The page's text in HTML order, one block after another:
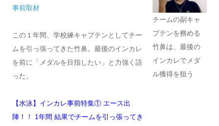
事前取材
この１年間、学校練キャプテンとしてチー
ムを引っ張ってきた竹鼻。最後のインカレ
を前に「メダルを目指したい」と力強く語
った。
【水泳】インカレ事前特集① エース出
陣！！ 1年間 結果でチームを引っ張ってき
チームの副キャ
プテンを務める
竹鼻は、最後の
インカレでメダ
ル獲得を狙う